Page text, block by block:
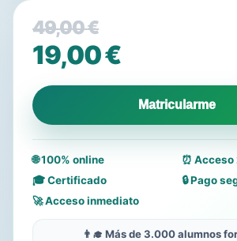
49,00€
El
precio
original
era:
49,00 €.
19,00€
El
precio
actual
es:
19,00 €.
Matricularme
🌐 100% online
⏰ Acceso
🎓 Certificado
🔒 Pago
🚀 Acceso inmediato
👨‍🎓 Más de 3.000 alumnos